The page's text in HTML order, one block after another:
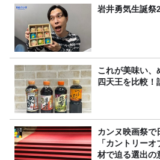
岩井勇気生誕祭
これが美味い、
四天王を比較！
カンヌ映画祭で
「カントリー
材で迫る選出の